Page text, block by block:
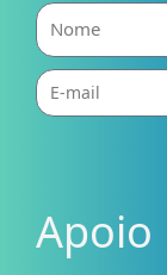
Nome
E-
mail
Apoio